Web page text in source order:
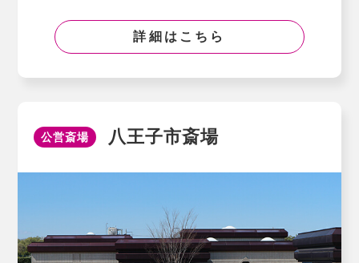
詳細はこちら
公営斎場 八王子市斎場